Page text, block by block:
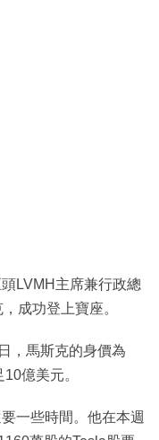
LVMH主席兼行政總
成功登上寶座。
，馬斯克的身價為
億美元。
一些時間。他在本週